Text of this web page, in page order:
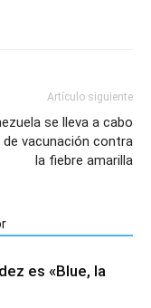
Artículo siguiente
se lleva a cabo
de vacunación contra
la fiebre amarilla
es «Blue, la